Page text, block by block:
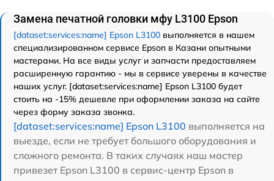
Замена печатной головки мфу L3100 Epson
[dataset:services:name] Epson L3100 выполняется в нашем
специализированном сервисе Epson в Казани опытными
мастерами. На все виды услуг и запчасти предоставляем
расширенную гарантию - мы в сервисе уверены в качестве
наших услуг. [dataset:services:name] Epson L3100 будет
стоить на -15% дешевле при оформлении заказа на сайте
через форму заказа звонка.
[dataset:services:name] Epson L3100 выполняется на
выезде, если не требует большого оборудования и
сложного ремонта. В таких случаях наш мастер
привезет Epson L3100 в сервис-центр Epson в